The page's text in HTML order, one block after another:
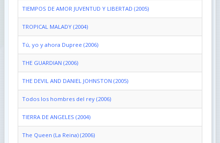
TIEMPOS DE AMOR JUVENTUD Y LIBERTAD (2005)
TROPICAL MALADY (2004)
Tú, yo y ahora Dupree (2006)
THE GUARDIAN (2006)
THE DEVIL AND DANIEL JOHNSTON (2005)
Todos los hombres del rey (2006)
TIERRA DE ANGELES (2004)
The Queen (La Reina) (2006)